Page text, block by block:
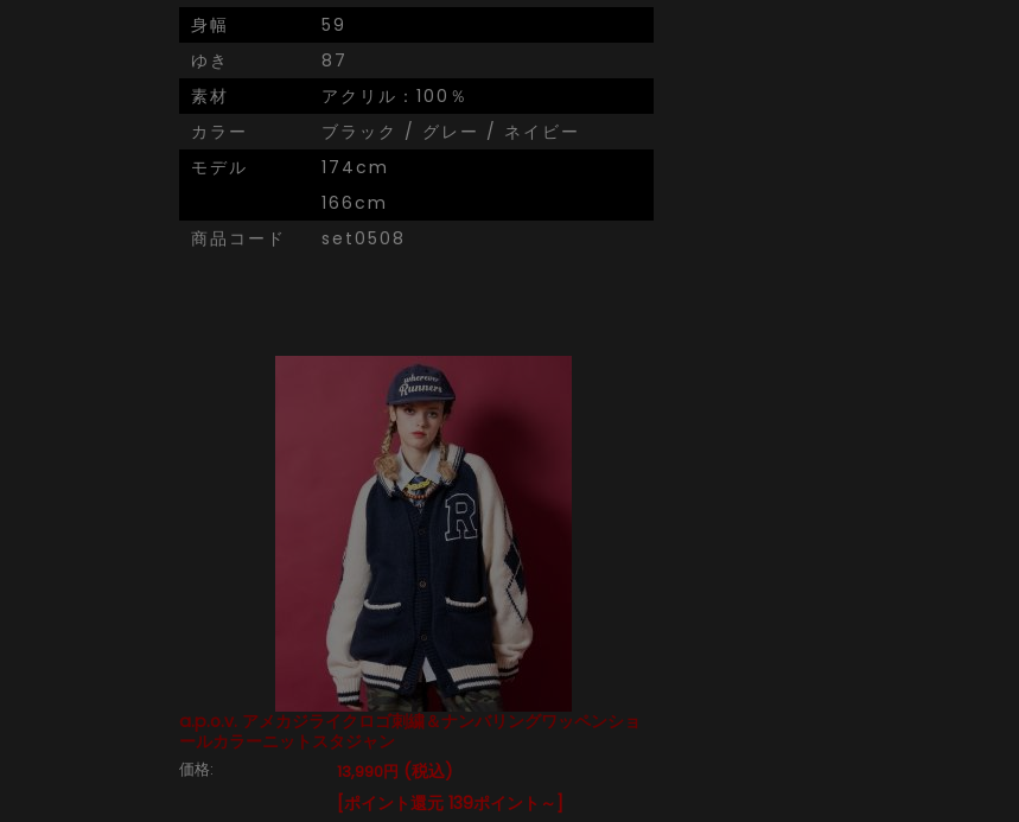
身幅
59
ゆき
87
素材
アクリル：100％
カラー
ブラック / グレー / ネイビー
モデル
174cm
166cm
商品コード
set0508
a.p.o.v. アメカジライクロゴ刺繍＆ナンバリングワッペンショ
ールカラーニットスタジャン
価格: 13,990円 (税込)
[ポイント還元 139ポイント～]